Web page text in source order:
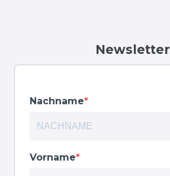
Newsletter
Nachname
Vorname